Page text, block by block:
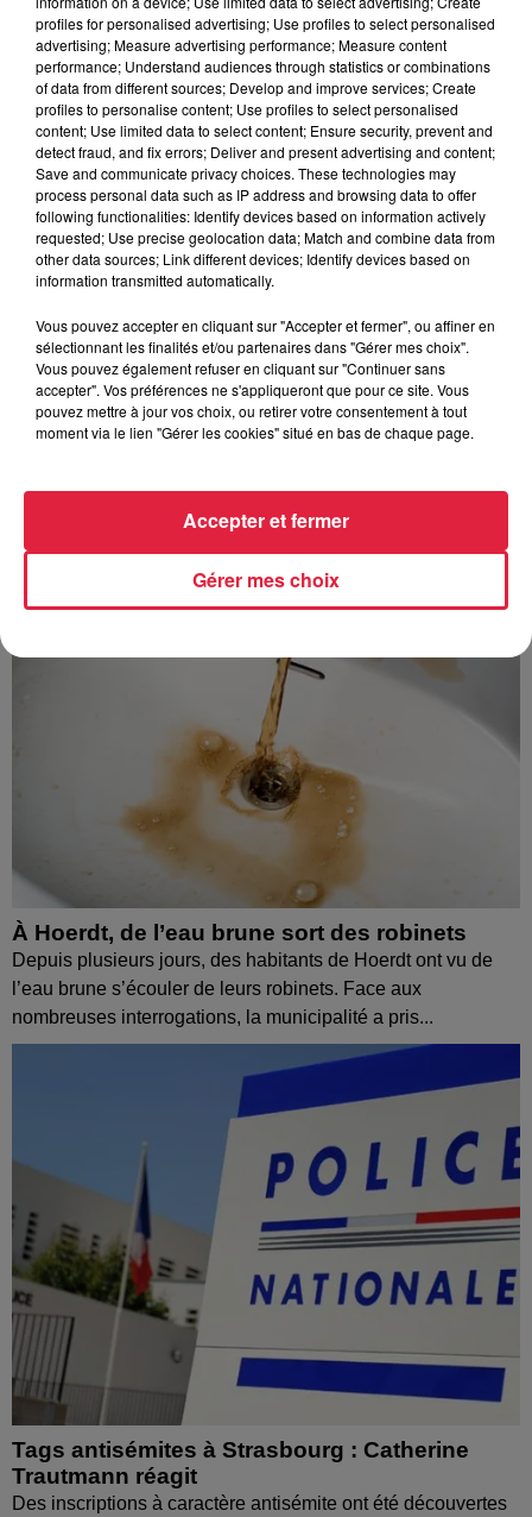
6 août 2026
Tags antisémites à Strasbourg :
Catherine Trautmann réagit
6 août 2026
Au zoo de Mulhouse : rencontre
avec les flamants rouges
À Hoerdt, de l’eau brune sort des robinets
Depuis plusieurs jours, des habitants de Hoerdt ont vu de
l’eau brune s’écouler de leurs robinets. Face aux
nombreuses interrogations, la municipalité a pris...
Tags antisémites à Strasbourg : Catherine
Trautmann réagit
Des inscriptions à caractère antisémite ont été découvertes
profiles for personalised advertising; Use profiles to select personalised
advertising; Measure advertising performance; Measure content
performance; Understand audiences through statistics or combinations
of data from different sources; Develop and improve services; Create
profiles to personalise content; Use profiles to select personalised
content; Use limited data to select content; Ensure security, prevent and
detect fraud, and fix errors; Deliver and present advertising and content;
Save and communicate privacy choices. These technologies may
process personal data such as IP address and browsing data to offer
following functionalities: Identify devices based on information actively
requested; Use precise geolocation data; Match and combine data from
other data sources; Link different devices; Identify devices based on
information transmitted automatically.
Vous pouvez accepter en cliquant sur "Accepter et fermer", ou affiner en
sélectionnant les finalités et/ou partenaires dans "Gérer mes choix".
Vous pouvez également refuser en cliquant sur "Continuer sans
accepter". Vos préférences ne s'appliqueront que pour ce site. Vous
pouvez mettre à jour vos choix, ou retirer votre consentement à tout
moment via le lien "Gérer les cookies" situé en bas de chaque page.
Gérer mes choix
Accepter et fermer